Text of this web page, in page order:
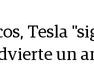
Tesla
un